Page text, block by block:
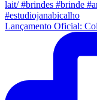
Lançamento Oficial: